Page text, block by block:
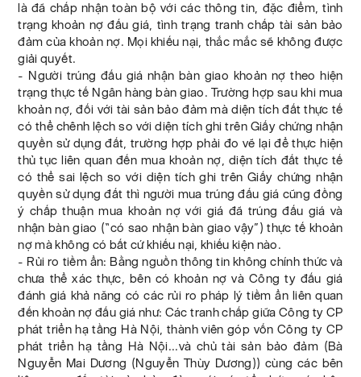
là đã chấp nhận toàn bộ với các thông tin, đặc điểm, tình
trạng khoản nợ đấu giá, tình trạng tranh chấp tài sản bảo
đảm của khoản nợ. Mọi khiếu nại, thắc mắc sẽ không được
giải quyết.
- Người trúng đấu giá nhận bàn giao khoản nợ theo hiện
trạng thực tế Ngân hàng bàn giao. Trường hợp sau khi mua
khoản nợ, đối với tài sản bảo đảm mà diện tích đất thực tế
có thể chênh lệch so với diện tích ghi trên Giấy chứng nhận
quyền sử dụng đất, trường hợp phải đo vẽ lại để thực hiện
thủ tục liên quan đến mua khoản nợ, diện tích đất thực tế
có thể sai lệch so với diện tích ghi trên Giấy chứng nhận
quyền sử dụng đất thì người mua trúng đấu giá cũng đồng
ý chấp thuận mua khoản nợ với giá đã trúng đấu giá và
nhận bàn giao (“có sao nhận bàn giao vậy”) thực tế khoản
nợ mà không có bất cứ khiếu nại, khiếu kiện nào.
- Rủi ro tiềm ẩn: Bằng nguồn thông tin không chính thức và
chưa thể xác thực, bên có khoản nợ và Công ty đấu giá
đánh giá khả năng có các rủi ro pháp lý tiềm ẩn liên quan
đến khoản nợ đấu giá như: Các tranh chấp giữa Công ty CP
phát triển hạ tầng Hà Nội, thành viên góp vốn Công ty CP
phát triển hạ tầng Hà Nội...và chủ tài sản bảo đảm (Bà
Nguyễn Mai Dương (Nguyễn Thùy Dương)) cùng các bên